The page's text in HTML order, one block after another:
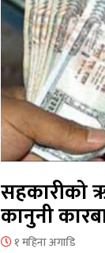
सहकारीको
कानुनी
१ महिना अगाडि